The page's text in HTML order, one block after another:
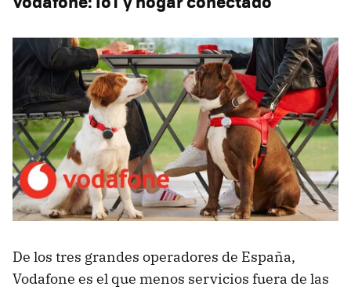
De los tres grandes operadores de España,
Vodafone es el que menos servicios fuera de las